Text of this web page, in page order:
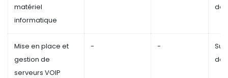
matériel
informatique
Mise en place et
gestion de
serveurs VOIP
- -
Sur